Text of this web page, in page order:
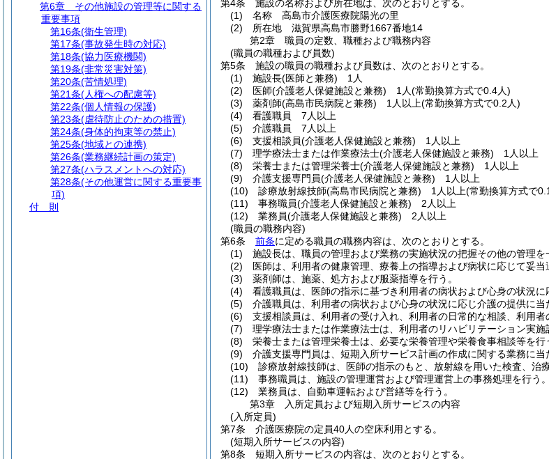
第4条
施設の名称および所在地は、次のとおりとする。
(1)
名称 高島市介護医療院陽光の里
(2)
所在地 滋賀県高島市勝野1667番地14
第2章
職員の定数、職種および職務内容
(職員の職種および員数)
第5条
施設の職員の職種および員数は、次のとおりとする。
(1)
施設長(医師と兼務) 1人
(2)
医師(介護老人保健施設と兼務) 1人(常勤換算方式で0.4人)
(3)
薬剤師(高島市民病院と兼務) 1人以上(常勤換算方式で0.2人)
(4)
看護職員 7人以上
(5)
介護職員 7人以上
(6)
支援相談員(介護老人保健施設と兼務) 1人以上
(7)
理学療法士または作業療法士(介護老人保健施設と兼務) 1人以上
(8)
栄養士または管理栄養士(介護老人保健施設と兼務) 1人以上
(9)
介護支援専門員(介護老人保健施設と兼務) 1人以上
(10)
診療放射線技師(高島市民病院と兼務) 1人以上(常勤換算方式で
(11)
事務職員(介護老人保健施設と兼務) 2人以上
(12)
業務員(介護老人保健施設と兼務) 2人以上
(職員の職務内容)
第6条
前条に定める職員の職務内容は、次のとおりとする。
(1)
施設長は、職員の管理および業務の実施状況の把握その他の管理を
(2)
医師は、利用者の健康管理、療養上の指導および病状に応じて妥当
(3)
薬剤師は、施薬、処方および服薬指導を行う。
(4)
看護職員は、医師の指示に基づき利用者の病状および心身の状況に
(5)
介護職員は、利用者の病状および心身の状況に応じ介護の提供に当
(6)
支援相談員は、利用者の受け入れ、利用者の日常的な相談、利用者
(7)
理学療法士または作業療法士は、利用者のリハビリテーション実
(8)
栄養士または管理栄養士は、必要な栄養管理や栄養食事相談等を行
(9)
介護支援専門員は、短期入所サービス計画の作成に関する業務に当
(10)
診療放射線技師は、医師の指示のもと、放射線を用いた検査、治
(11)
事務職員は、施設の管理運営および管理運営上の事務処理を行う。
(12)
業務員は、自動車運転および営繕等を行う。
第3章
入所定員および短期入所サービスの内容
(入所定員)
第7条
介護医療院の定員40人の空床利用とする。
(短期入所サービスの内容)
第8条
短期入所サービスの内容は、次のとおりとする。
第6章
その他施設の管理等に関する
重要事項
第16条(衛生管理)
第17条(事故発生時の対応)
第18条(協力医療機関)
第19条(非常災害対策)
第20条(苦情処理)
第21条(人権への配慮等)
第22条(個人情報の保護)
第23条(虐待防止のための措置)
第24条(身体的拘束等の禁止)
第25条(地域との連携)
第26条(業務継続計画の策定)
第27条(ハラスメントへの対応)
第28条(その他運営に関する重要事
項)
付 則